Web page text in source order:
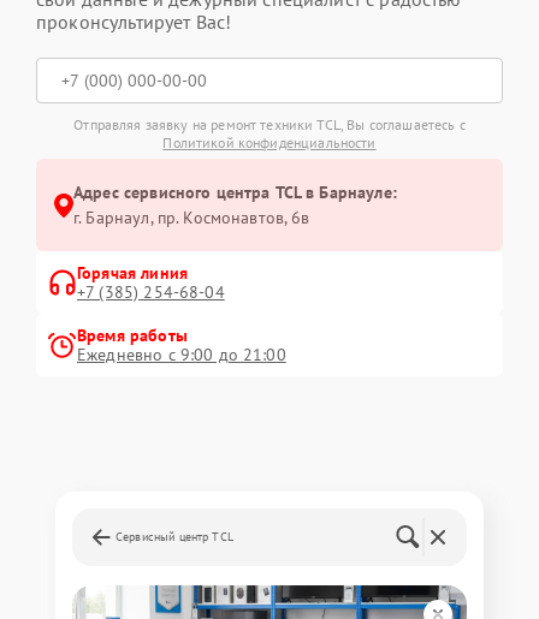
проконсультирует Вас!
Отправляя заявку на ремонт техники TCL, Вы соглашаетесь с
Политикой конфиденциальности
Адрес сервисного центра TCL в Барнауле:
г. Барнаул, ​пр. Космонавтов, 6в
Горячая линия
+7 (385) 254-68-04
Время работы
Ежедневно с 9:00 до 21:00
Сервисный центр TCL